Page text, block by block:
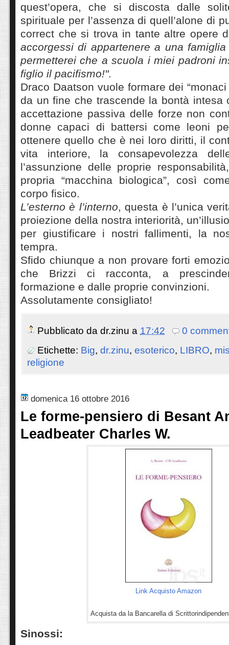
quest’opera, che si discosta dalle
spirituale per l’assenza di quell’alone di
correct che si trova in tante altre opere
accorgessi di appartenere a una
permetterei che a scuola i miei padroni
figlio il pacifismo!".
Draco Daatson vuole formare dei
da un fine che trascende la bontà intesa
accettazione passiva delle forze non
donne capaci di battersi come leoni
ottenere quello che è nei loro diritti, il
vita interiore, la consapevolezza
l’assunzione delle proprie
propria “macchina biologica”, così
corpo fisico.
L’esterno è l’interno, questa è l’unica
proiezione della nostra interiorità,
per giustificare i nostri fallimenti, la
tempra.
Sfido chiunque a non provare forti
che Brizzi ci racconta, a
formazione e dalle proprie convinzioni.
Assolutamente consigliato!
Pubblicato da dr.zinu a 17:42
0
Etichette: Big, dr.zinu, esoterico, LIBRO,
religione
domenica 16 ottobre 2016
Le forme-pensiero di Besant
Leadbeater Charles W.
Link Acquisto Amazon
Acquista da la Bancarella di
Sinossi: